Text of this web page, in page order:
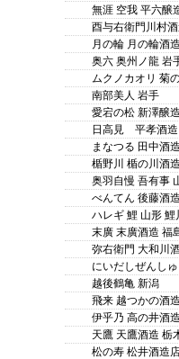
無涯 空我 平六醸
酉与右衛門川村
月の輪 月の輪酒
奥六 奥州ノ龍 岩
ムクノカオリ 菊
南部美人 岩手
愛宕の松 新澤醸
日高見 平孝酒
まなつる 田中酒
楯野川 楯の川酒
奥羽自慢 吾有事
べんてん 後藤酒
ハレギ 鯉 山形 鯉
末廣 末廣酒造 福
弥右衛門 大和川
にいだしぜんし
越後鶴亀 新潟
飛来 越つかの酒
伊乎乃 高の井酒
天鷹 天鷹酒造 栃
松の寿 松井酒造